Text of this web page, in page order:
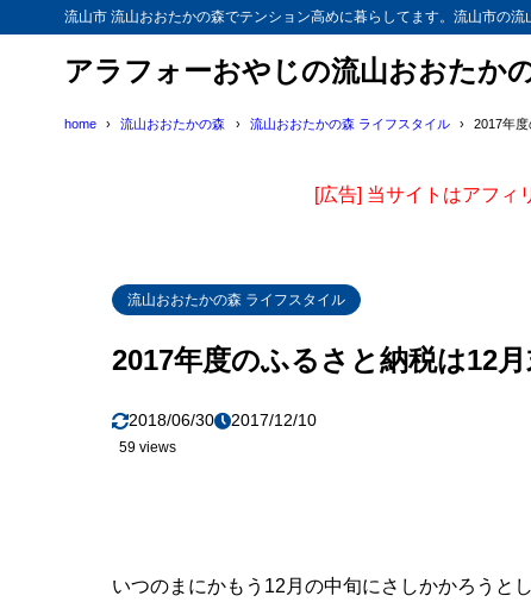
流山市 流山おおたかの森でテンション高めに暮らしてます。流山市の
アラフォーおやじの流山おおたか
home 流山おおたかの森 流山おおたかの森 ライフスタイル 2017年
[広告] 当サイトはアフィ
流山おおたかの森 ライフスタイル
2017年度のふるさと納税は12
2018/06/30 2017/12/10
59 views
いつのまにかもう12月の中旬にさしかかろうと